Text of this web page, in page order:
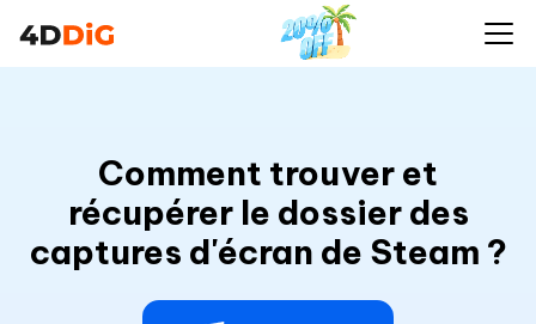
Comment trouver et
récupérer le dossier des
captures d'écran de Steam ?